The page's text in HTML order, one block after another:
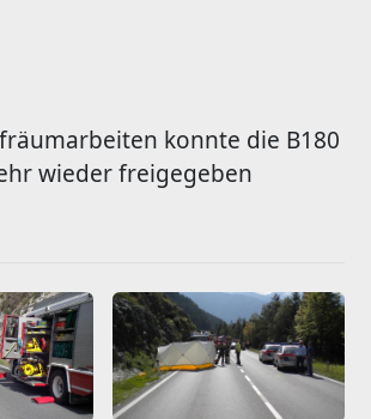
konnte die B180
wieder freigegeben